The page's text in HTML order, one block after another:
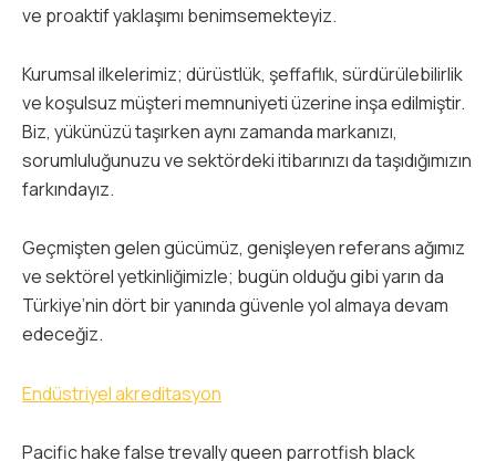
ve proaktif yaklaşımı benimsemekteyiz.
Kurumsal ilkelerimiz; dürüstlük, şeffaflık, sürdürülebilirlik
ve koşulsuz müşteri memnuniyeti üzerine inşa edilmiştir.
Biz, yükünüzü taşırken aynı zamanda markanızı,
sorumluluğunuzu ve sektördeki itibarınızı da taşıdığımızın
farkındayız.
Geçmişten gelen gücümüz, genişleyen referans ağımız
ve sektörel yetkinliğimizle; bugün olduğu gibi yarın da
Türkiye’nin dört bir yanında güvenle yol almaya devam
edeceğiz.
Endüstriyel akreditasyon
Pacific hake false trevally queen parrotfish black